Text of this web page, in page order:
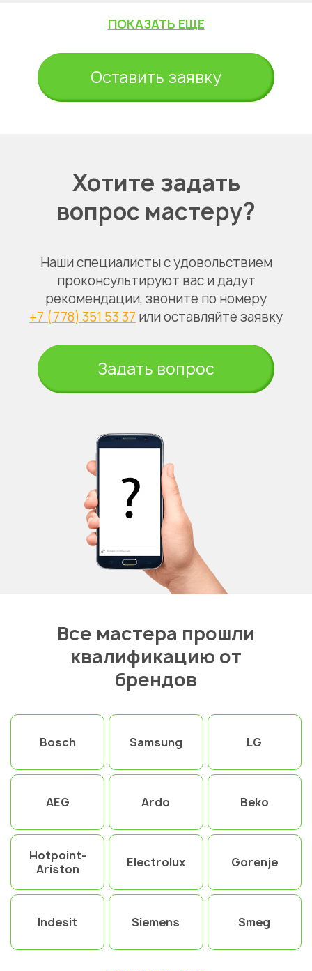
ПОКАЗАТЬ ЕЩЕ
Оставить заявку
Хотите задать
вопрос мастеру?
Наши специалисты с удовольствием
проконсультируют вас и дадут
рекомендации, звоните по номеру
+7 (778) 351 53 37 или оставляйте заявку
Задать вопрос
Все мастера прошли
квалификацию от
брендов
Bosch Samsung LG
AEG Ardo Beko
Hotpoint-
Ariston
Electrolux Gorenje
Indesit Siemens Smeg